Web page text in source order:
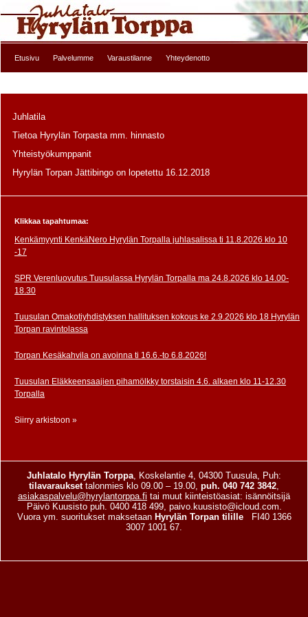
Etusivu Palvelumme Varaustilanne Yhteydenotto
Juhlatila
Tietoa Hyrylän Torpasta mm. hinnasto
Yhteistyökumppanit
Hyrylän Torpan Jättibingo on lopetettu 16.12.2018
Klikkaa tapahtumaa:
Kenkämyynti KenkäNero Hyrylän Torpalla juhlasalissa ti 11.8.2026 klo 10
-17
SPR Verenluovutus Tuusulassa Hyrylän Torpalla ma 24.8.2026 klo 14.00-
18.30
Tuusulan Omakotiyhdistyksen hallituksen kokous ke 2.9.2026 klo 18 Hyrylän
Torpan ravintolassa
Torpan Kesäkahvila on avoinna ti 16.6.-to 6.8.2026!
Tuusulan Eläkkeensaajien pihamölkky torstaisin 4.6. alkaen klo 11-12.30
Torpalla
Siirry arkistoon »
Juhlatalo Hyrylän Torppa, Koskelantie 4, 04300 Tuusula, Puh:
tilavarauksettalonmies klo 09.00 – 19.00, puh. 040 742 3842,
asiakaspalvelu@hyrylantorppa.fi tai muut kiinteistöasiat: isännöitsijä
Päivö Kuusisto puh. 0400 418 499, paivo.kuusisto@icloud.com.
Vuora ym. suoritukset maksetaan Hyrylän Torpan tililleFI40 1366
3007 1001 67.